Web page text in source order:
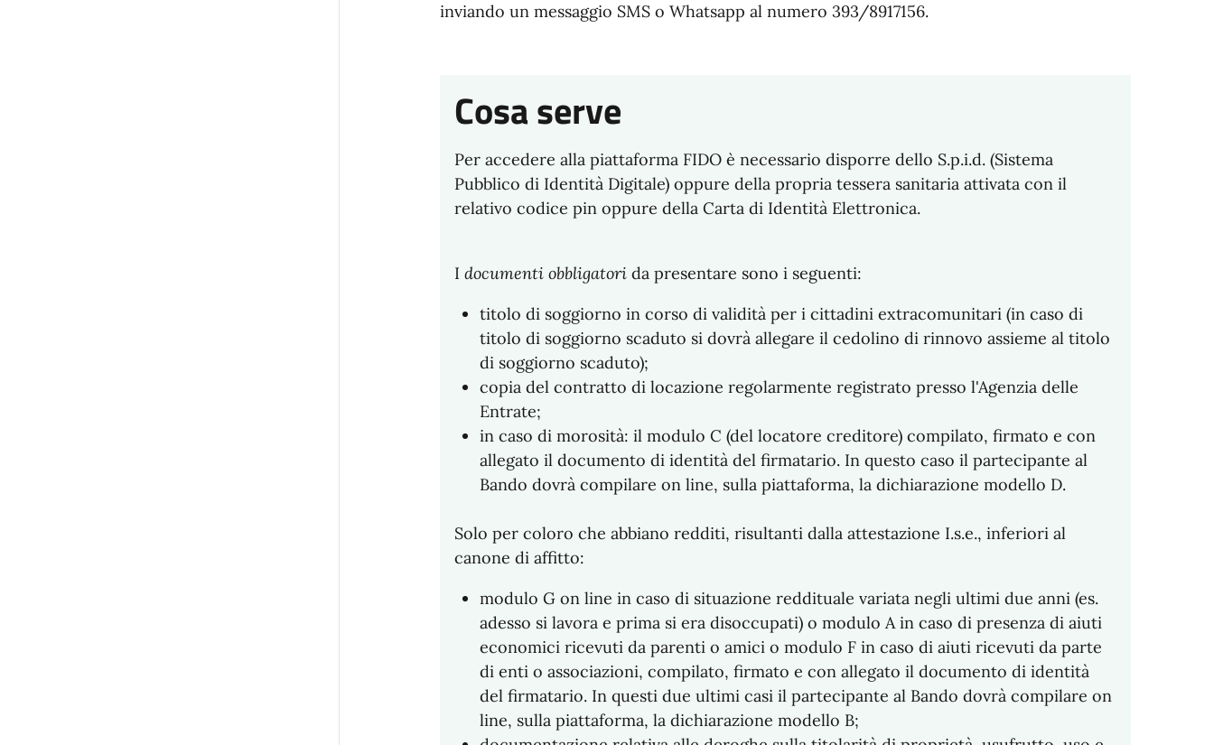
inviando un messaggio SMS o Whatsapp al numero 393/8917156.
Cosa serve
Per accedere alla piattaforma FIDO è necessario disporre dello S.p.i.d. (Sistema
Pubblico di Identità Digitale) oppure della propria tessera sanitaria attivata con il
relativo codice pin oppure della Carta di Identità Elettronica.
I documenti obbligatorida presentare sono i seguenti:
titolo di soggiorno in corso di validità per i cittadini extracomunitari (in caso di
titolo di soggiorno scaduto si dovrà allegare il cedolino di rinnovo assieme al titolo
di soggiorno scaduto);
copia del contratto di locazione regolarmente registrato presso l'Agenzia delle
Entrate;
in caso di morosità: il modulo C (del locatore creditore) compilato, firmato e con
allegato il documento di identità del firmatario. In questo caso il partecipante al
Bando dovrà compilare on line, sulla piattaforma, la dichiarazione modello D.
Solo per coloro che abbiano redditi, risultanti dalla attestazione I.s.e., inferiori al
canone di affitto:
modulo G on line in caso di situazione reddituale variata negli ultimi due anni (es.
adesso si lavora e prima si era disoccupati) o modulo A in caso di presenza di aiuti
economici ricevuti da parenti o amici o modulo F in caso di aiuti ricevuti da parte
di enti o associazioni, compilato, firmato e con allegato il documento di identità
del firmatario. In questi due ultimi casi il partecipante al Bando dovrà compilare on
line, sulla piattaforma, la dichiarazione modello B;